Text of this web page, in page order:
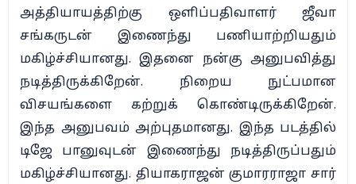
அத்தியாயத்திற்கு ஒளிப்பதிவாளர் ஜீவா
சங்கருடன் இணைந்து பணியாற்றியதும்
மகிழ்ச்சியானது. இதனை நன்கு அனுபவித்து
நடித்திருக்கிறேன். நிறைய நுட்பமான
விசயங்களை கற்றுக் கொண்டிருக்கிறேன்.
இந்த அனுபவம் அற்புதமானது. இந்த படத்தில்
டிஜே பானுவுடன் இணைந்து நடித்திருப்பதும்
மகிழ்ச்சியானது. தியாகராஜன் குமாரராஜா சார்